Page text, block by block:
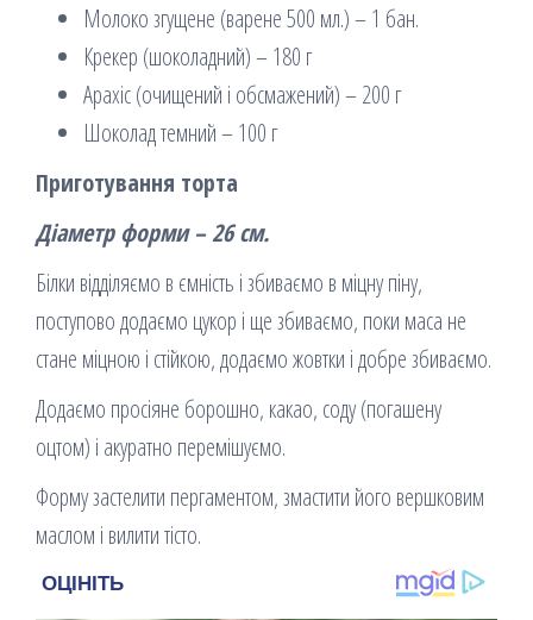
Молоко згущене (варене 500 мл.) – 1 бан.
Крекер (шоколадний) – 180 г
Арахіс (очищений і обсмажений) – 200 г
Шоколад темний – 100 г
Приготування торта
Діаметр форми – 26 см.
Білки відділяємо в ємність і збиваємо в міцну піну,
поступово додаємо цукор і ще збиваємо, поки маса не
стане міцною і стійкою, додаємо жовтки і добре збиваємо.
Додаємо просіяне борошно, какао, соду (погашену
оцтом) і акуратно перемішуємо.
Форму застелити пергаментом, змастити його вершковим
маслом і вилити тісто.